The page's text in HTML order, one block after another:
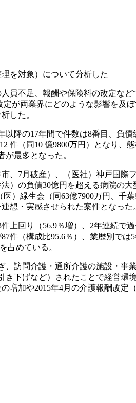
を対象）について分析した
不足、報酬や保険料の改定な
が両業界にどのような影響を及
した。
降の17年間で件数は8番目、負
（同10 億9800万円）となり、
最多となった。
、7月破産）、（医社）神戸国際
）の負債30億円を超える病院の
）緑生会（同63億7900万円、千
想・実感させられた案件となった
上回り（56.9％増）、2年連続で
件（構成比95.6％）、業歴別では
占めている。
訪問介護・通所介護の施設・事
下げなど）されたことで経営環
加や2015年4月の介護報酬改定